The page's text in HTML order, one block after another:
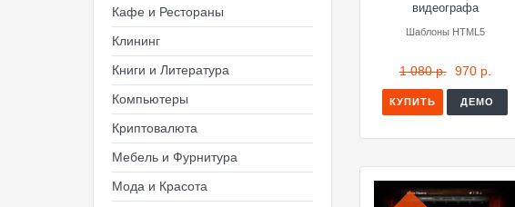
Кафе и Рестораны
Клининг
Книги и Литература
Компьютеры
Криптовалюта
Мебель и Фурнитура
Мода и Красота
видеографа
Шаблоны HTML5
1 080 р. 970 р.
КУПИТЬ ДЕМО